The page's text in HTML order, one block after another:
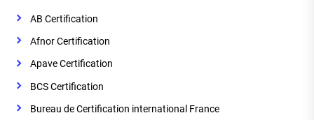
AB Certification
Afnor Certification
Apave Certification
BCS Certification
Bureau de Certification international France